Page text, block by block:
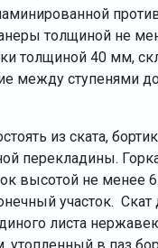
толщиной не
толщиной 40 мм,
между ступенями
из ската,
перекладины.
высотой не менее
участок.
листа